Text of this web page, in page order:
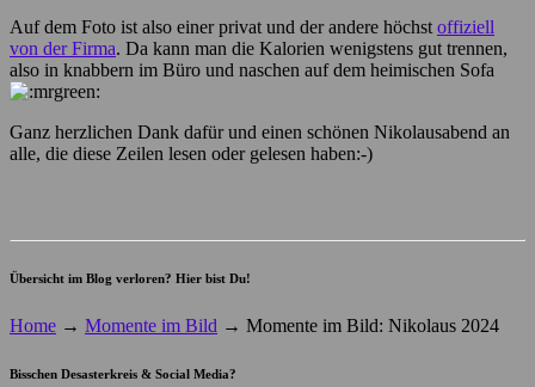
Auf dem Foto ist also einer privat und der andere höchst offiziell
von der Firma. Da kann man die Kalorien wenigstens gut trennen,
also in knabbern im Büro und naschen auf dem heimischen Sofa
Ganz herzlichen Dank dafür und einen schönen Nikolausabend an
alle, die diese Zeilen lesen oder gelesen haben:-)
Übersicht im Blog verloren? Hier bist Du!
Home → Momente im Bild → Momente im Bild: Nikolaus 2024
Bisschen Desasterkreis & Social Media?